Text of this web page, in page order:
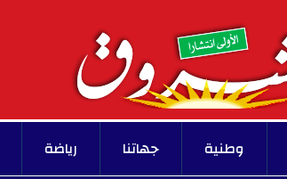
وطنية جهاتنا رياضة